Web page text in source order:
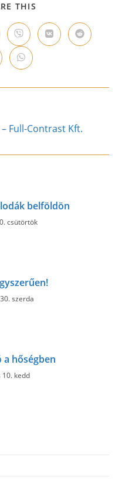
THIS
CONTENT
Opens
in
a
new
window
Opens
in
Opens
in
Opens
in
new
Full-Contrast Kft.
belföldön
csütörtök
szerda
hőségben
10. kedd